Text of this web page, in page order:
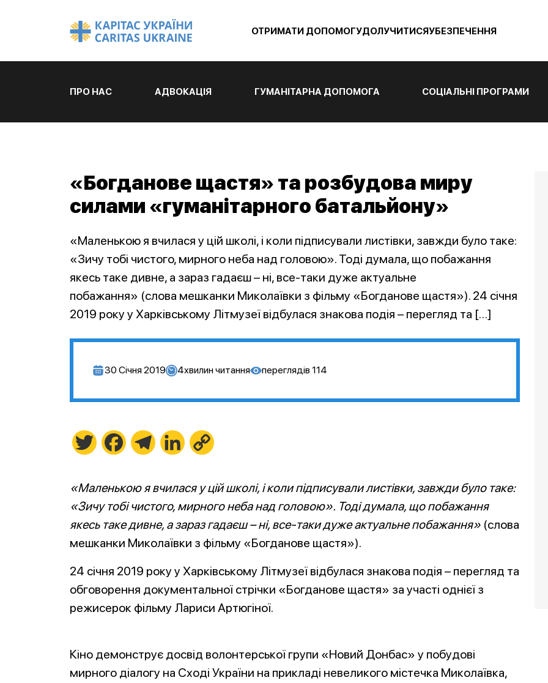
ОТРИМАТИ ДОПОМОГУДОЛУЧИТИСЯУБЕЗПЕЧЕННЯ
ПРО НАС АДВОКАЦІЯ ГУМАНІТАРНА ДОПОМОГА СОЦІАЛЬНІ ПРОГРАМИ
«Богданове щастя» та розбудова миру
силами «гуманітарного батальйону»
«Маленькою я вчилася у цій школі, і коли підписували листівки, завжди було таке:
«Зичу тобі чистого, мирного неба над головою». Тоді думала, що побажання
якесь таке дивне, а зараз гадаєш – ні, все-таки дуже актуальне
побажання» (слова мешканки Миколаївки з фільму «Богданове щастя»). 24 січня
2019 року у Харківському Літмузеї відбулася знакова подія – перегляд та […]
30 Січня 2019 4хвилин читання переглядів 114
Twitter FacebookTelegramLinkedIn
«Маленькою я вчилася у цій школі, і коли підписували листівки, завжди було таке:
«Зичу тобі чистого, мирного неба над головою». Тоді думала, що побажання
якесь таке дивне, а зараз гадаєш – ні, все-таки дуже актуальне побажання» (слова
мешканки Миколаївки з фільму «Богданове щастя»).
24 січня 2019 року у Харківському Літмузеї відбулася знакова подія – перегляд та
обговорення документальної стрічки «Богданове щастя» за участі однієї з
режисерок фільму Лариси Артюгіної.
Кіно демонструє досвід волонтерської групи «Новий Донбас» у побудові
мирного діалогу на Сході України на прикладі невеликого містечка Миколаївка,